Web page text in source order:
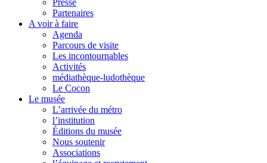
Presse
Partenaires
A voir à faire
Agenda
Parcours de visite
Les incontournables
Activités
médiathèque-ludothèque
Le Cocon
Le musée
L’arrivée du métro
l’institution
Éditions du musée
Nous soutenir
Associations